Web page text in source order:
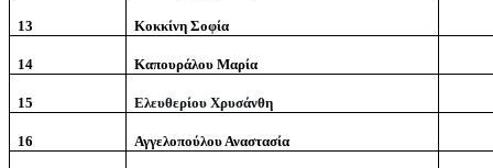
13 Κοκκίνη Σοφία
14 Καπουράλου Μαρία
15 Ελευθερίου Χρυσάνθη
16 Αγγελοπούλου Αναστασία